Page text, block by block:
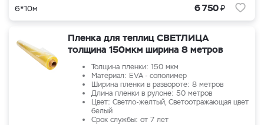
6*10м 6 750₽
Пленка для теплиц СВЕТЛИЦА
толщина 150мкм ширина 8 метров
Толщина пленки: 150 мкм
Материал: EVA - сополимер
Ширина пленки в развороте: 8 метров
Длина пленки в рулоне: 50 метров
Цвет: Светло-желтый, Светоотражающая цвет
белый
Срок службы: от 7 лет